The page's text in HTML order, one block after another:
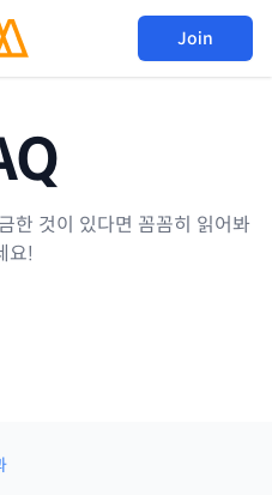
Join
한 것이 있다면 꼼꼼히 읽어봐
요!